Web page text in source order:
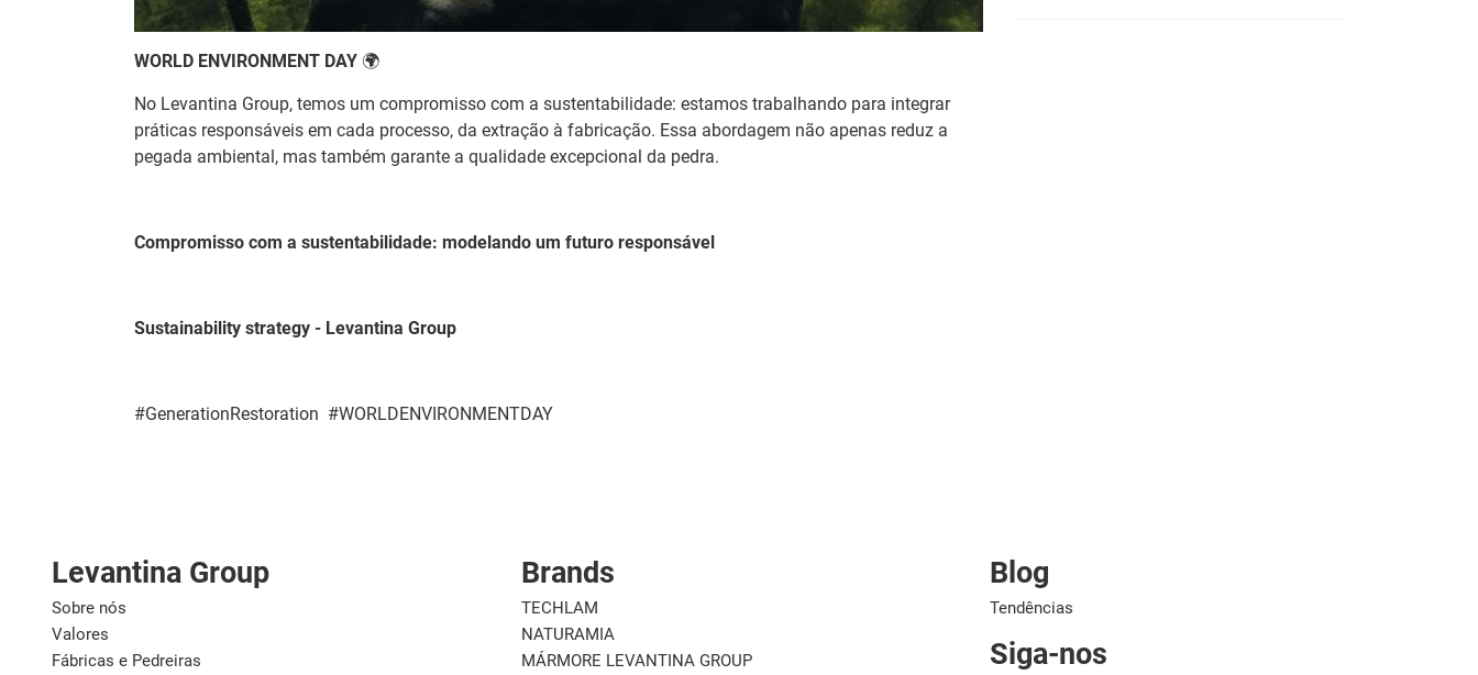
WORLD ENVIRONMENT DAY 🌍
No Levantina Group, temos um compromisso com a sustentabilidade: estamos trabalhando para integrar
práticas responsáveis em cada processo, da extração à fabricação. Essa abordagem não apenas reduz a
pegada ambiental, mas também garante a qualidade excepcional da pedra.
Compromisso com a sustentabilidade: modelando um futuro responsável
Sustainability strategy - Levantina Group
#GenerationRestoration #WORLDENVIRONMENTDAY
Levantina Group
Sobre nós
Valores
Fábricas e Pedreiras
Brands
TECHLAM
NATURAMIA
MÁRMORE LEVANTINA GROUP
Blog
Tendências
Siga-nos